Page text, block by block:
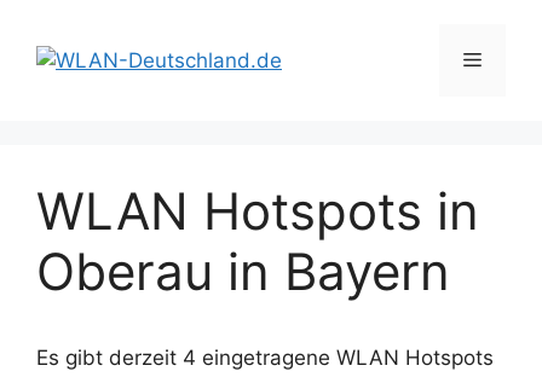
Inhalt
springen
Menü
WLAN Hotspots in
Oberau in Bayern
Es gibt derzeit 4 eingetragene WLAN Hotspots